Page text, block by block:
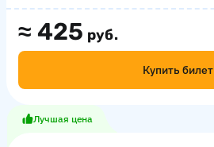
≈ 425 руб.
Купить билет
Лучшая цена